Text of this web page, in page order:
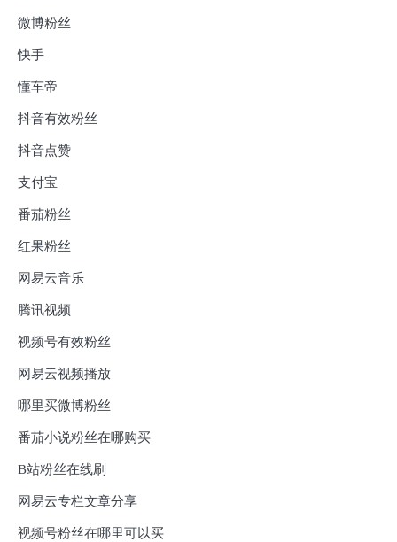
微博粉丝
快手
懂车帝
抖音有效粉丝
抖音点赞
支付宝
番茄粉丝
红果粉丝
网易云音乐
腾讯视频
视频号有效粉丝
网易云视频播放
哪里买微博粉丝
番茄小说粉丝在哪购买
B站粉丝在线刷
网易云专栏文章分享
视频号粉丝在哪里可以买